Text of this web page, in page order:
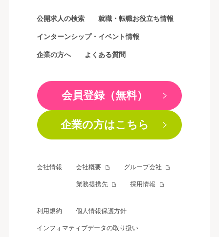
公開求人の検索 就職・転職お役立ち情報
インターンシップ・イベント情報
企業の方へ よくある質問
会員登録（無料）
企業の方はこちら
会社情報 会社概要 グループ会社
業務提携先 採用情報
利用規約 個人情報保護方針
インフォマティブデータの取り扱い